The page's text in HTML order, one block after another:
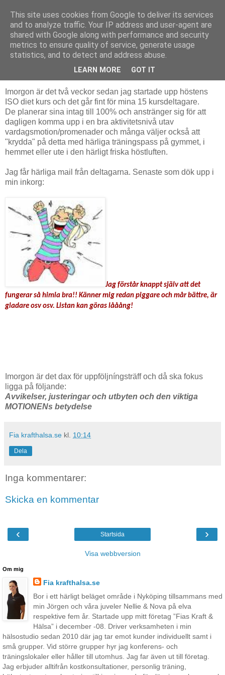
Fias hälsa
onsdag 12 oktober 2011
Glada tillrop efter 2 veckors ISO diet...
Imorgon är det två veckor sedan jag startade upp höstens
ISO diet kurs och det går fint för mina 15 kursdeltagare.
De planerar sina intag till 100% och anstränger sig för att
dagligen komma upp i en bra aktivitetsnivå utav
vardagsmotion/promenader och många väljer också att
"krydda" på detta med härliga träningspass på gymmet, i
hemmet eller ute i den härligt friska höstluften.
Jag får härliga mail från deltagarna. Senaste som dök upp i
min inkorg:
Jag förstår knappt själv att det
fungerar så himla bra!! Känner mig redan piggare och mår bättre, är
gladare osv osv. Listan kan göras lååång!
Imorgon är det dax för uppföljníngsträff och då ska fokus
ligga på följande:
Avvikelser, justeringar och utbyten och den viktiga
MOTIONENs betydelse
Fia krafthalsa.se kl. 10:14
Dela
Inga kommentarer:
Skicka en kommentar
‹ ›
Startsida
Visa webbversion
Om mig
Fia krafthalsa.se
Bor i ett härligt beläget område i Nyköping tillsammans med
min Jörgen och våra juveler Nellie & Nova på elva
respektive fem år. Startade upp mitt företag ”Fias Kraft &
Hälsa” i december -08. Driver verksamheten i min
hälsostudio sedan 2010 där jag tar emot kunder individuellt samt i
små grupper. Vid större grupper hyr jag konferens- och
träningslokaler eller håller till utomhus. Jag far även ut till företag.
Jag erbjuder alltifrån kostkonsultationer, personlig träning,
This site uses cookies from Google to deliver its services
and to analyze traffic. Your IP address and user-agent are
shared with Google along with performance and security
metrics to ensure quality of service, generate usage
statistics, and to detect and address abuse.
LEARN MORE GOT IT